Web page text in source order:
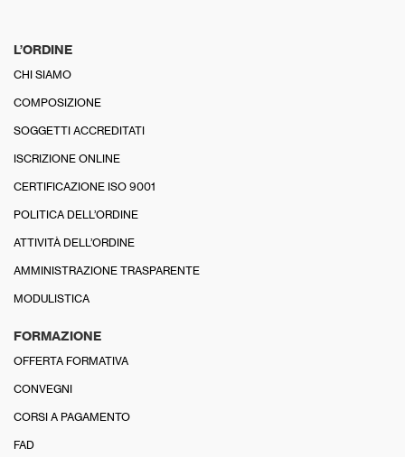
L’ORDINE
CHI SIAMO
COMPOSIZIONE
SOGGETTI ACCREDITATI
ISCRIZIONE ONLINE
CERTIFICAZIONE ISO 9001
POLITICA DELL’ORDINE
ATTIVITÀ DELL’ORDINE
AMMINISTRAZIONE TRASPARENTE
MODULISTICA
FORMAZIONE
OFFERTA FORMATIVA
CONVEGNI
CORSI A PAGAMENTO
FAD